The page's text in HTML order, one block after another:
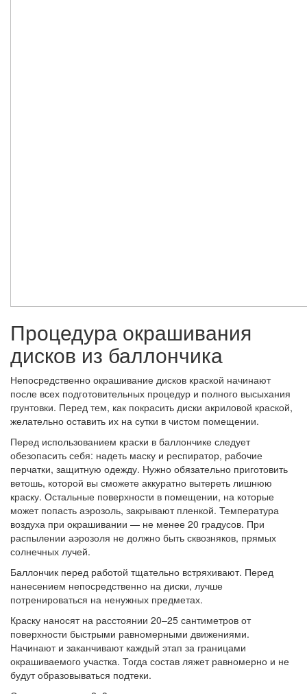
Процедура окрашивания
дисков из баллончика
Непосредственно окрашивание дисков краской начинают
после всех подготовительных процедур и полного высыхания
грунтовки. Перед тем, как покрасить диски акриловой краской,
желательно оставить их на сутки в чистом помещении.
Перед использованием краски в баллончике следует
обезопасить себя: надеть маску и респиратор, рабочие
перчатки, защитную одежду. Нужно обязательно приготовить
ветошь, которой вы сможете аккуратно вытереть лишнюю
краску. Остальные поверхности в помещении, на которые
может попасть аэрозоль, закрывают пленкой. Температура
воздуха при окрашивании — не менее 20 градусов. При
распылении аэрозоля не должно быть сквозняков, прямых
солнечных лучей.
Баллончик перед работой тщательно встряхивают. Перед
нанесением непосредственно на диски, лучше
потренироваться на ненужных предметах.
Краску наносят на расстоянии 20–25 сантиметров от
поверхности быстрыми равномерными движениями.
Начинают и заканчивают каждый этап за границами
окрашиваемого участка. Тогда состав ляжет равномерно и не
будут образовываться подтеки.